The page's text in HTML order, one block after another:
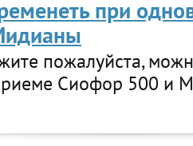
при
пожалуйста,
Сиофор 500 и